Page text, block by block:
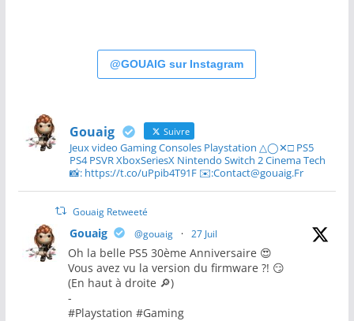
@GOUAIG sur Instagram
Gouaig Suivre
Jeux video Gaming Consoles Playstation △◯✕□ PS5
PS4 PSVR XboxSeriesX Nintendo Switch 2 Cinema Tech
📸: https://t.co/uPpib4T91F ✉️:Contact@gouaig.Fr
Gouaig Retweeté
Gouaig @gouaig · 27 Juil
Oh la belle PS5 30ème Anniversaire 😍
Vous avez vu la version du firmware ?! 😏
(En haut à droite 🔎)
-
#Playstation #Gaming